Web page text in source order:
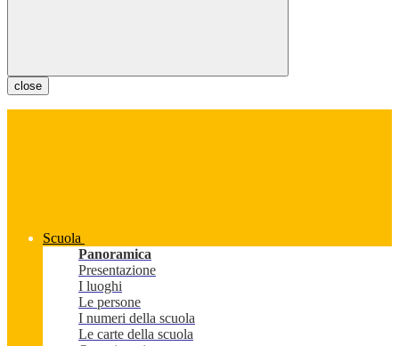
close
Scuola
Panoramica
Presentazione
I luoghi
Le persone
I numeri della scuola
Le carte della scuola